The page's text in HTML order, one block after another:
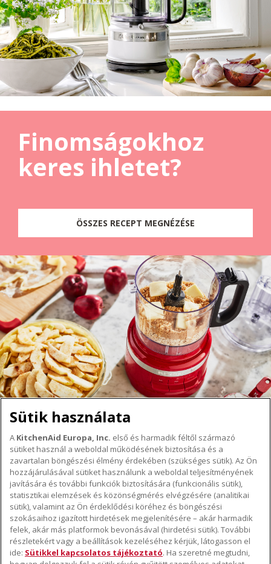
Finomságokhoz
keres ihletet?
ÖSSZES RECEPT MEGNÉZÉSE
A KITCHENAID MÁRKÁRÓL
A márka lényege
A márka története
ODR
TÁMOGATÁS
Hol lehet megvenni
Garancia és dokumentumok
Ügyfélszolgálat
KÖVESSEN BENNÜNKET
Sütik használata
A KitchenAid Europa, Inc. első és harmadik féltől származó
sütiket használ a weboldal működésének biztosítása és a
zavartalan böngészési élmény érdekében (szükséges sütik). Az Ön
hozzájárulásával sütiket használunk a weboldal teljesítményének
javítására és további funkciók biztosítására (funkcionális sütik),
statisztikai elemzések és közönségmérés elvégzésére (analitikai
sütik), valamint az Ön érdeklődési köréhez és böngészési
szokásaihoz igazított hirdetések megjelenítésére – akár harmadik
felek, akár más platformok bevonásával (hirdetési sütik). További
részletekért vagy a beállítások kezeléséhez kérjük, látogasson el
ide: Sütikkel kapcsolatos tájékoztató. Ha szeretné megtudni,